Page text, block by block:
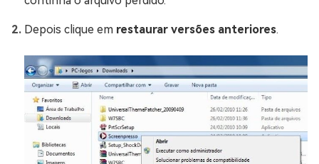
Depois clique em restaurar versões anteriores.